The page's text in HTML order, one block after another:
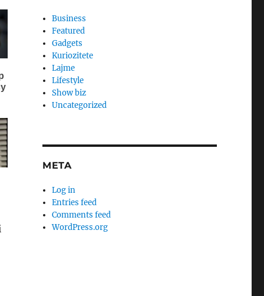
Business
Featured
Gadgets
Kuriozitete
Lajme
Lifestyle
Show biz
Uncategorized
META
Log in
Entries feed
Comments feed
WordPress.org